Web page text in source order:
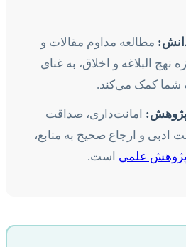
مطالعه مداوم مقالات و
البلاغه و اخلاق، به غنای
شما کمک می‌کند.
پژوهش: امانت‌داری، صداقت
و ارجاع صحیح به منابع،
پژوهش علمی است.